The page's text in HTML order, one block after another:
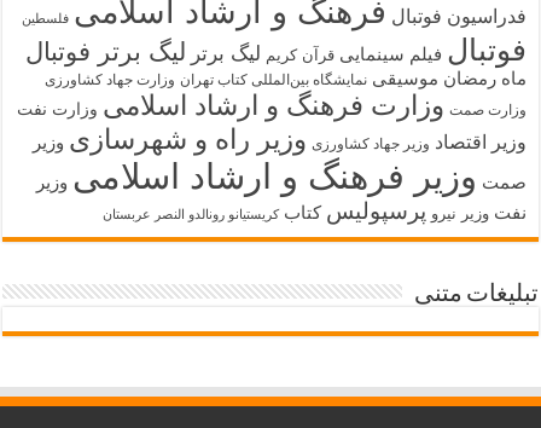
فوتبال فرهنگ و ارشاد اسلامی فلسطین
فیلم سینمایی قرآن کریم لیگ برتر لیگ برتر فوتبال
رمضان موسیقی نمایشگاه بین‌المللی کتاب تهران وزارت جهاد کشاورزی
صمت وزارت فرهنگ و ارشاد اسلامی وزارت نفت
اقتصاد وزیر جهاد کشاورزی وزیر راه و شهرسازی وزیر
وزیر فرهنگ و ارشاد اسلامی
وزیر
وزیر نیرو پرسپولیس کتاب کریستیانو رونالدو النصر عربستان
متنی